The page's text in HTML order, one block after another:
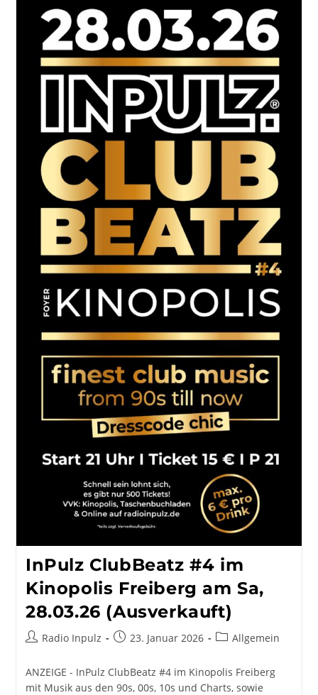
Der
Gärtnerei
Bimberg
In
Freiberg
InPulz ClubBeatz #4 im
Kinopolis Freiberg am Sa,
28.03.26 (Ausverkauft)
Beitrags-
Radio Inpulz
Beitrag23. Januar 2026
Beitrags-
Allgemein
ANZEIGE - InPulz ClubBeatz #4 im Kinopolis Freiberg
mit Musik aus den 90s, 00s, 10s und Charts, sowie